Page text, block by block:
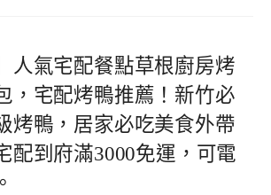
人氣宅配餐點草根廚房烤
，宅配烤鴨推薦！新竹必
烤鴨，居家必吃美食外帶
配到府滿3000免運，可電